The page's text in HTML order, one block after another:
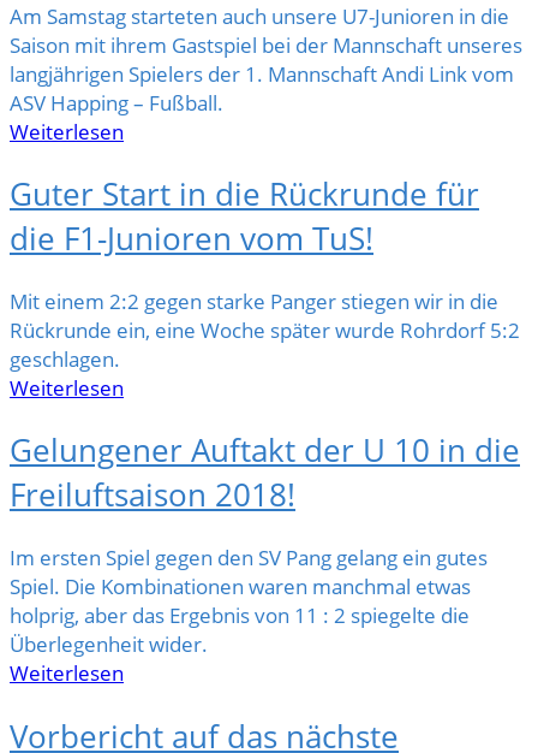
Am Samstag starteten auch unsere U7-Junioren in die
Saison mit ihrem Gastspiel bei der Mannschaft unseres
langjährigen Spielers der 1. Mannschaft Andi Link vom
ASV Happing – Fußball.
Weiterlesen
Guter Start in die Rückrunde für
die F1-Junioren vom TuS!
Mit einem 2:2 gegen starke Panger stiegen wir in die
Rückrunde ein, eine Woche später wurde Rohrdorf 5:2
geschlagen.
Weiterlesen
Gelungener Auftakt der U 10 in die
Freiluftsaison 2018!
Im ersten Spiel gegen den SV Pang gelang ein gutes
Spiel. Die Kombinationen waren manchmal etwas
holprig, aber das Ergebnis von 11 : 2 spiegelte die
Überlegenheit wider.
Weiterlesen
Vorbericht auf das nächste